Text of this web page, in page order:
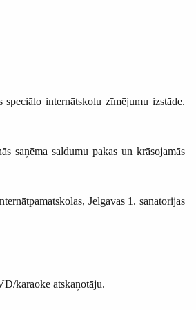
internātskolu zīmējumu izstāde.
saņēma saldumu pakas un krāsojamās
Jelgavas 1. sanatorijas
karaoke atskaņotāju.